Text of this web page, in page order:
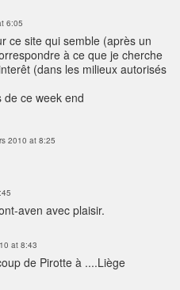
6:05
ce site qui semble (après un
à ce que je cherche
(dans les milieux autorisés
ce week end
2010 at 8:25
aven avec plaisir.
at 8:43
de Pirotte à ....Liège